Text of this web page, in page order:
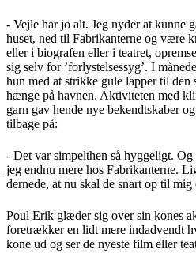
- Vejle har jo alt. Jeg nyder at kunne
huset, ned til Fabrikanterne og være
eller i biografen eller i teatret,
sig selv for ’forlystelsessyg’. I
hun med at strikke gule lapper til den
hænge på havnen. Aktiviteten med
garn gav hende nye bekendtskaber
tilbage på:
- Det var simpelthen så hyggeligt.
jeg endnu mere hos Fabrikanterne.
dernede, at nu skal de snart op til
Poul Erik glæder sig over sin kones
foretrækker en lidt mere indadvendt
kone ud og ser de nyeste film eller